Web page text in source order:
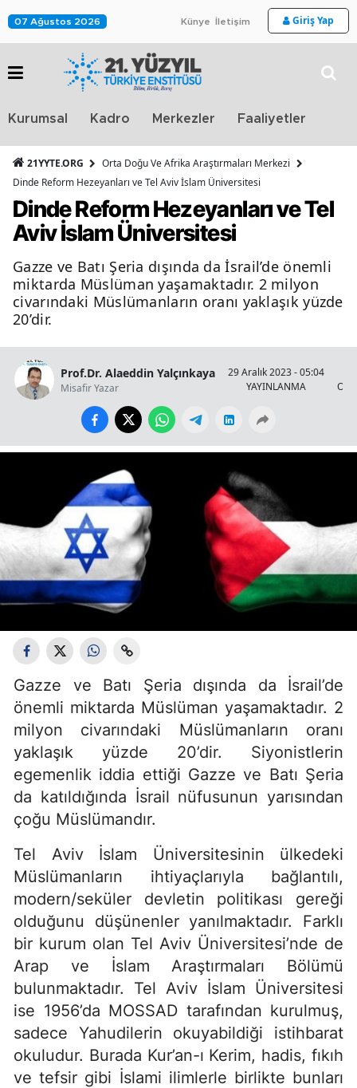
07 Ağustos 2026 Künye İletişim Giriş Yap
Kurumsal Kadro Merkezler Faaliyetler
21YYTE.ORG
Orta Doğu Ve Afrika Araştırmaları Merkezi
Dinde Reform Hezeyanları ve Tel Aviv İslam Üniversitesi
Dinde Reform Hezeyanları ve Tel
Aviv İslam Üniversitesi
Gazze ve Batı Şeria dışında da İsrail’de önemli
miktarda Müslüman yaşamaktadır. 2 milyon
civarındaki Müslümanların oranı yaklaşık yüzde
20’dir.
Prof.Dr. Alaeddin Yalçınkaya
Misafir Yazar
29 Aralık 2023 - 05:04
YAYINLANMA
Gazze ve Batı Şeria dışında da İsrail’de
önemli miktarda Müslüman yaşamaktadır. 2
milyon civarındaki Müslümanların oranı
yaklaşık yüzde 20’dir. Siyonistlerin
egemenlik iddia ettiği Gazze ve Batı Şeria
da katıldığında İsrail nüfusunun yarısından
çoğu Müslümandır.
Tel Aviv İslam Üniversitesinin ülkedeki
Müslümanların ihtiyaçlarıyla bağlantılı,
modern/seküler devletin politikası gereği
olduğunu düşünenler yanılmaktadır. Farklı
bir kurum olan Tel Aviv Üniversitesi’nde de
Arap ve İslam Araştırmaları Bölümü
bulunmaktadır. Tel Aviv İslam Üniversitesi
ise 1956’da MOSSAD tarafından kurulmuş,
sadece Yahudilerin okuyabildiği istihbarat
okuludur. Burada Kur’an-ı Kerim, hadis, fıkıh
ve tefsir gibi İslami ilimlerle birlikte bunları